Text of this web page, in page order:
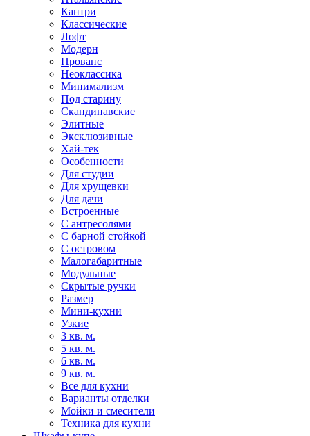
Кантри
Классические
Лофт
Модерн
Прованс
Неоклассика
Минимализм
Под старину
Скандинавские
Элитные
Эксклюзивные
Хай-тек
Особенности
Для студии
Для хрущевки
Для дачи
Встроенные
С антресолями
С барной стойкой
С островом
Малогабаритные
Модульные
Скрытые ручки
Размер
Мини-кухни
Узкие
3 кв. м.
5 кв. м.
6 кв. м.
9 кв. м.
Все для кухни
Варианты отделки
Мойки и смесители
Техника для кухни